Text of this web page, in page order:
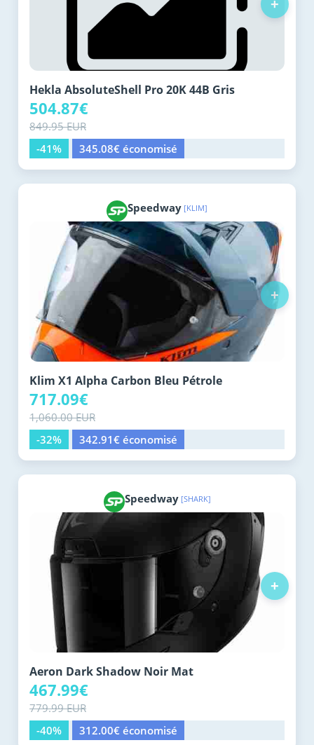
Hekla AbsoluteShell Pro 20K 44B Gris
504.87€
849.95 EUR
-41%
345.08€ économisé
+
Speedway [KLIM]
Klim X1 Alpha Carbon Bleu Pétrole
717.09€
1,060.00 EUR
-32%
342.91€ économisé
+
Speedway [SHARK]
Aeron Dark Shadow Noir Mat
467.99€
779.99 EUR
-40%
312.00€ économisé
+